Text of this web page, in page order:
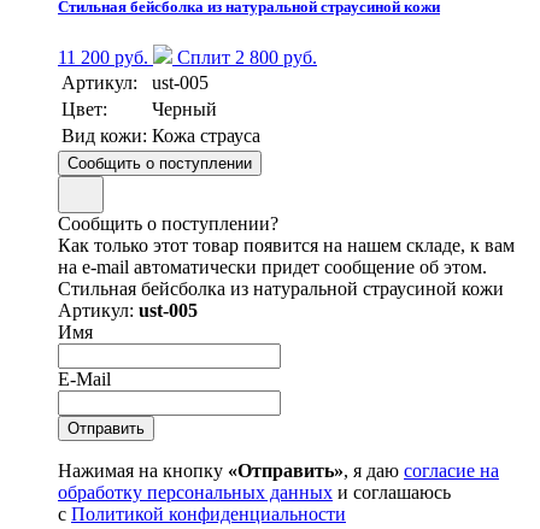
Стильная бейсболка из натуральной страусиной кожи
11 200 руб.
Сплит 2 800 руб.
Артикул:
ust-005
Цвет:
Черный
Вид кожи: Кожа страуса
Сообщить о поступлении
Сообщить о поступлении?
Как только этот товар появится на нашем складе, к вам
на e-mail автоматически придет сообщение об этом.
Стильная бейсболка из натуральной страусиной кожи
Артикул: ust-005
Имя
E-Mail
Нажимая на кнопку «Отправить», я даю согласие на
обработку персональных данных и соглашаюсь
с Политикой конфиденциальности